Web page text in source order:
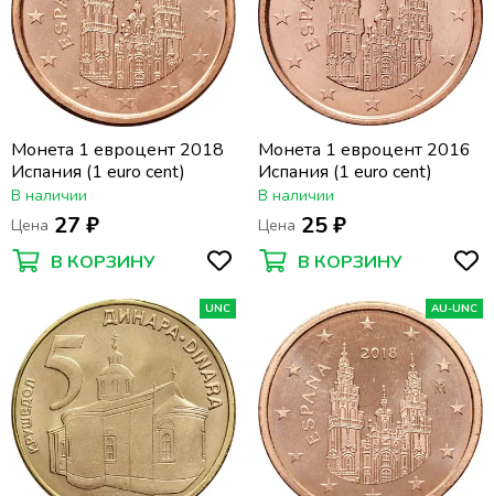
Монета 1 евроцент 2018
Испания (1 euro cent)
В наличии
Цена 27 ₽
В КОРЗИНУ
Монета 1 евроцент 2016
Испания (1 euro cent)
В наличии
Цена 25 ₽
В КОРЗИНУ
UNC AU-UNC